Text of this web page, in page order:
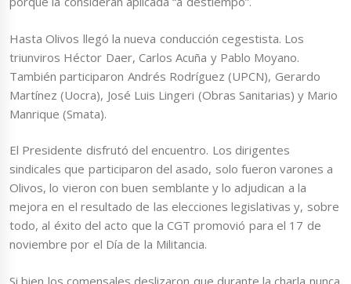
Hasta Olivos llegó la nueva conducción cegestista. Los
triunviros Héctor Daer, Carlos Acuña y Pablo Moyano.
También participaron Andrés Rodríguez (UPCN), Gerardo
Martínez (Uocra), José Luis Lingeri (Obras Sanitarias) y Mario
Manrique (Smata).
El Presidente disfrutó del encuentro. Los dirigentes
sindicales que participaron del asado, solo fueron varones a
Olivos, lo vieron con buen semblante y lo adjudican a la
mejora en el resultado de las elecciones legislativas y, sobre
todo, al éxito del acto que la CGT promovió para el 17 de
noviembre por el Día de la Militancia.
Si bien los comensales deslizaron que durante la charla nunca